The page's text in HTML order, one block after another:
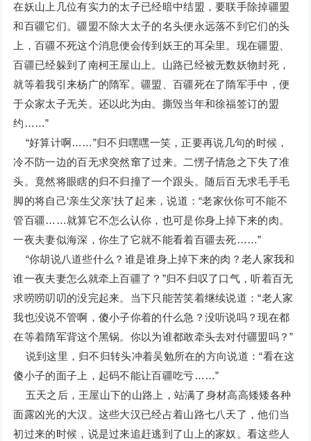
在妖山上几位有实力的太子已经暗中结盟，要联手除掉疆盟
和百疆它们。疆盟不除大太子的名头便永远落不到它们的头
上，百疆不死这个消息便会传到妖王的耳朵里。现在疆盟、
百疆已经躲到了南柯王屋山上。山路已经被无数妖物封死，
就等着我引来杨广的隋军。疆盟、百疆死在了隋军手中，便
于众家太子无关。还以此为由。撕毁当年和徐福签订的盟
约……”
“好算计啊……”归不归嘿嘿一笑，正要再说几句的时候，
冷不防一边的百无求突然窜了过来。二愣子情急之下失了准
头。竟然将眼瞎的归不归撞了一个跟头。随后百无求毛手毛
脚的将自己‘亲生父亲’扶了起来，说道：“老家伙你可不能不
管百疆……就算它不怎么认你，也可是你身上掉下来的肉。
一夜夫妻似海深，你生了它就不能看着百疆去死……”
“你胡说八道些什么？谁是谁身上掉下来的肉？老人家我和
谁一夜夫妻怎么就牵上百疆了？”归不归叹了口气，听着百无
求唠唠叨叨的没完起来。当下只能苦笑着继续说道：“老人家
我也没说不管啊，傻小子你着的什么急？没听说吗？现在都
在等着隋军背这个黑锅。你以为谁都敢牵头去对付疆盟吗？”
说到这里，归不归转头冲着吴勉所在的方向说道：“看在这
傻小子的面子上，起码不能让百疆吃亏……”
五天之后，王屋山下的山路上，站满了身材高高矮矮各种
面露凶光的大汉。这些大汉已经占着山路七八天了，他们当
初过来的时候，说是过来追赶逃到了山上的家奴。看这些人